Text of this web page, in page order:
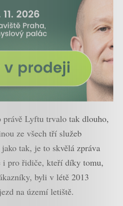
právě Lyftu trvalo tak dlouho,
ze všech tří služeb
tak, je to skvělá zpráva
i pro řidiče, kteří díky tomu,
byli v létě 2013
na území letiště.